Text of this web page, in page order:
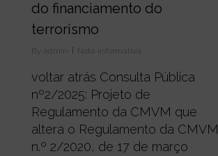
do financiamento do
terrorismo
By admin Nota informativa
voltar atrás Consulta Pública
nº2/2025: Projeto de
Regulamento da CMVM que
altera o Regulamento da CMVM
n.º 2/2020, de 17 de março